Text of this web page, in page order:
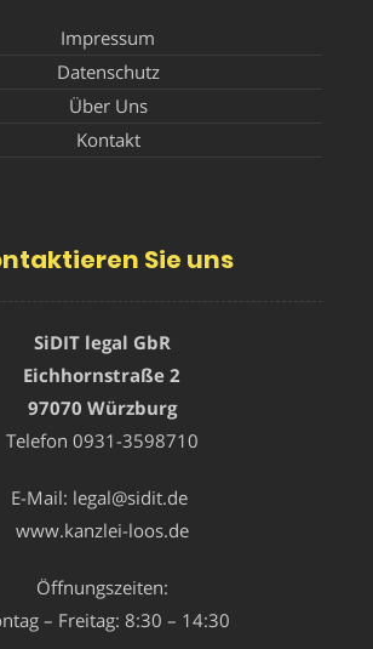
Impressum
Datenschutz
Über Uns
Kontakt
Sie uns
SiDIT legal GbR
Eichhornstraße 2
97070 Würzburg
Telefon 0931-3598710
E-Mail: legal@sidit.de
www.kanzlei-loos.de
Öffnungszeiten:
– Freitag: 8:30 – 14:30